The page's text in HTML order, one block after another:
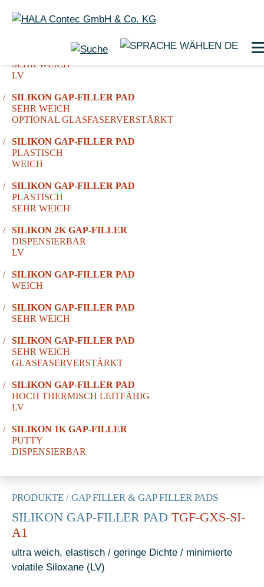
DE
SILIKON GAP-FILLER PAD
SEHR WEICH
LV
SILIKON GAP-FILLER PAD
SEHR WEICH
OPTIONAL GLASFASERVERSTÄRKT
SILIKON GAP-FILLER PAD
PLASTISCH
WEICH
SILIKON GAP-FILLER PAD
PLASTISCH
SEHR WEICH
SILIKON 2K GAP-FILLER
DISPENSIERBAR
LV
SILIKON GAP-FILLER PAD
WEICH
SILIKON GAP-FILLER PAD
SEHR WEICH
SILIKON GAP-FILLER PAD
SEHR WEICH
GLASFASERVERSTÄRKT
SILIKON GAP-FILLER PAD
HOCH THERMISCH LEITFÄHIG
LV
SILIKON 1K GAP-FILLER
PUTTY
DISPENSIERBAR
PRODUKTE / GAP FILLER & GAP FILLER PADS
SILIKON GAP-FILLER PAD TGF-GXS-SI-
A1
ultra weich, elastisch / geringe Dichte / minimierte
volatile Siloxane (LV)